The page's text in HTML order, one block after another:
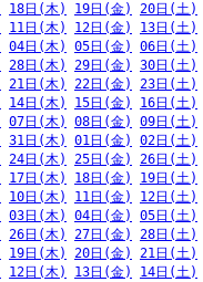
18日(木) 19日(金)
20日(土)
11日(木) 12日(金)
13日(土)
04日(木) 05日(金)
06日(土)
28日(木) 29日(金)
30日(土)
21日(木) 22日(金)
23日(土)
14日(木) 15日(金)
16日(土)
07日(木) 08日(金)
09日(土)
31日(木) 01日(金)
02日(土)
24日(木) 25日(金)
26日(土)
17日(木) 18日(金)
19日(土)
10日(木) 11日(金)
12日(土)
03日(木) 04日(金)
05日(土)
26日(木) 27日(金)
28日(土)
19日(木) 20日(金)
21日(土)
12日(木) 13日(金)
14日(土)